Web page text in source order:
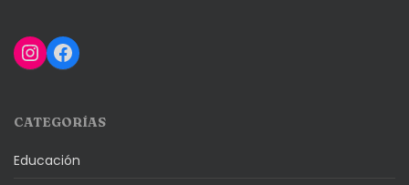
Instagram
Facebook
CATEGORÍAS
Educación